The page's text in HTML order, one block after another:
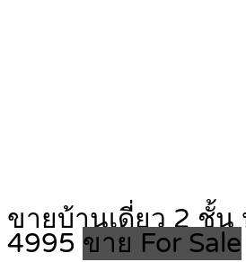
ขายบ้านเดี่ยว 2 ชั้น
4995 ขาย For Sale